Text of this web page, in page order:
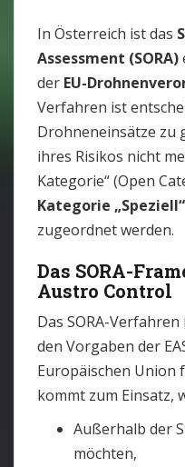
In Österreich ist das
Assessment (SORA)
der EU-
Verfahren ist
Drohneneinsätze zu
ihres Risikos nicht
Kategorie“ (Open
Kategorie
zugeordnet werden.
Das SORA-
Austro Control
Das SORA-
den Vorgaben der
Europäischen Union
kommt zum Einsatz,
Außerhalb der
möchten,